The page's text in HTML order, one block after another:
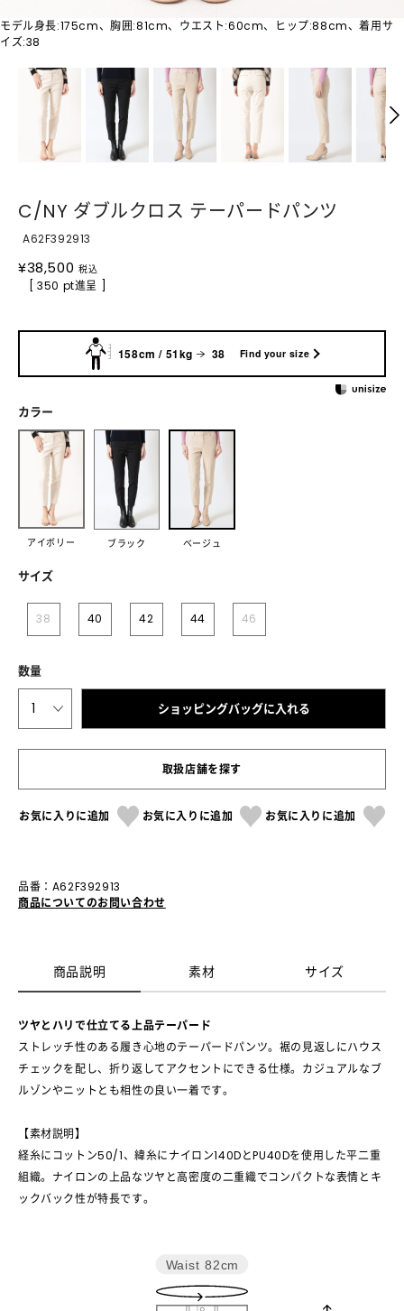
モデル身長:175cm、胸囲:81cm、ウエスト:60cm、ヒップ:88cm、着用サ
イズ:38
C/NY ダブルクロス テーパードパンツ
A62F392913
¥38,500 税込
[ 350 pt進呈 ]
158cm / 51kg 38 Find your size
カラー
アイボリー ブラック ベージュ
サイズ
38 40 42 44 46
数量
1 ショッピングバッグに入れる
取扱店舗を探す
お気に入りに追加 お気に入りに追加 お気に入りに追加
品番：A62F392913
商品についてのお問い合わせ
商品説明 素材 サイズ
ツヤとハリで仕立てる上品テーパード
ストレッチ性のある履き心地のテーパードパンツ。裾の見返しにハウス
チェックを配し、折り返してアクセントにできる仕様。カジュアルなブ
ルゾンやニットとも相性の良い一着です。
【素材説明】
経糸にコットン50/1、緯糸にナイロン140DとPU40Dを使用した平二重
組織。ナイロンの上品なツヤと高密度の二重織でコンパクトな表情とキ
ックバック性が特長です。
Waist 82cm